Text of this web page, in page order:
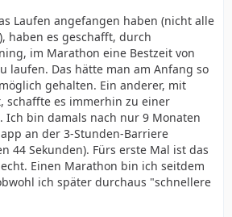
Laufen angefangen haben (nicht alle
haben es geschafft, durch
im Marathon eine Bestzeit von
laufen. Das hätte man am Anfang so
gehalten. Ein anderer, mit
schaffte es immerhin zu einer
Ich bin damals nach nur 9 Monaten
an der 3-Stunden-Barriere
44 Sekunden). Fürs erste Mal ist das
Einen Marathon bin ich seitdem
ich später durchaus "schnellere